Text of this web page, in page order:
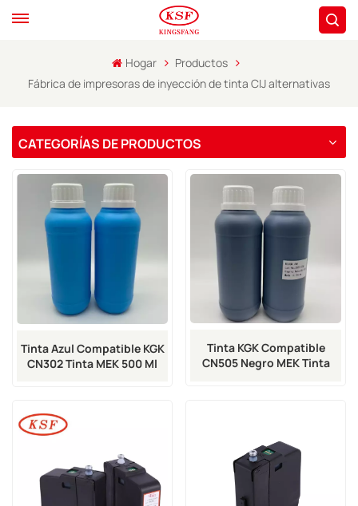
Hogar
Productos
Fábrica de impresoras de inyección de tinta CIJ alternativas
CATEGORÍAS DE PRODUCTOS
Tinta Azul Compatible KGK
CN302 Tinta MEK 500 Ml
Tinta KGK Compatible
CN505 Negro MEK Tinta